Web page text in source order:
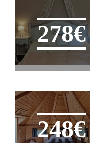
278€
248€